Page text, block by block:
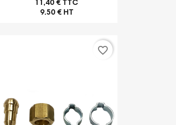
11,40 € TTC
9.50 € HT
favorite_border